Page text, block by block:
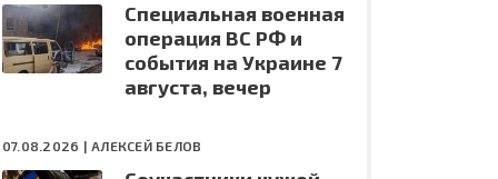
Конфликт на Украине
Специальная военная
операция ВС РФ и
события на Украине 7
августа, вечер
07.08.2026 |АЛЕКСЕЙ БЕЛОВ